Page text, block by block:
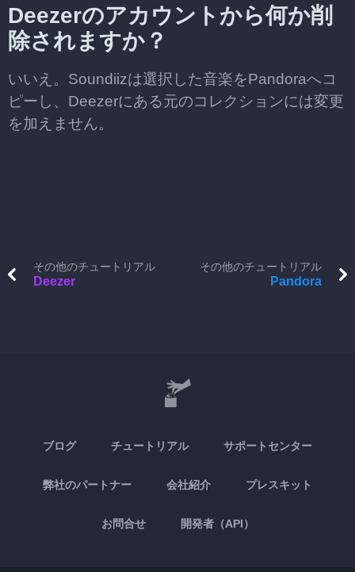
Deezerのアカウントから何か削
除されますか？
いいえ。Soundiizは選択した音楽をPandoraへコ
ピーし、Deezerにある元のコレクションには変更
を加えません。
その他のチュートリアル
Deezer
その他のチュートリアル
Pandora
ブログ チュートリアル サポートセンター
弊社のパートナー 会社紹介 プレスキット
お問合せ 開発者（API）